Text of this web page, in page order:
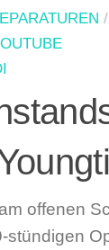
/
offenen
stündigen